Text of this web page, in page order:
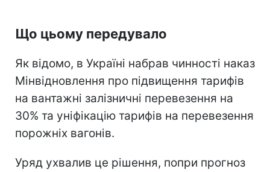
Що цьому передувало
Як відомо, в Україні набрав чинності наказ
Мінвідновлення про підвищення тарифів
на вантажні залізничні перевезення на
30% та уніфікацію тарифів на перевезення
порожніх вагонів.
Уряд ухвалив це рішення, попри прогноз